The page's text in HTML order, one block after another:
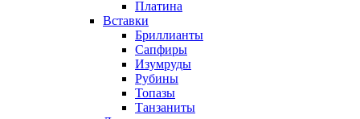
Платина
Вставки
Бриллианты
Сапфиры
Изумруды
Рубины
Топазы
Танзаниты